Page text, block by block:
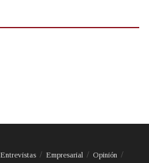
Entrevistas Empresarial Opinión